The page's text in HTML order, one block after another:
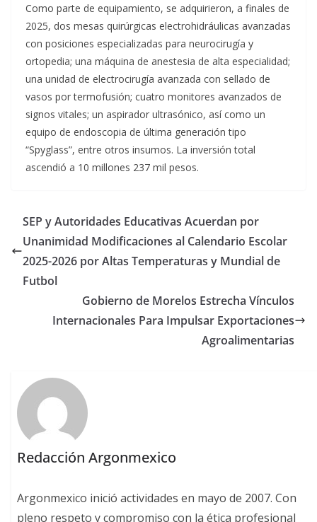
Como parte de equipamiento, se adquirieron, a finales de
2025, dos mesas quirúrgicas electrohidráulicas avanzadas
con posiciones especializadas para neurocirugía y
ortopedia; una máquina de anestesia de alta especialidad;
una unidad de electrocirugía avanzada con sellado de
vasos por termofusión; cuatro monitores avanzados de
signos vitales; un aspirador ultrasónico, así como un
equipo de endoscopia de última generación tipo
“Spyglass”, entre otros insumos. La inversión total
ascendió a 10 millones 237 mil pesos.
SEP y Autoridades Educativas Acuerdan por
Unanimidad Modificaciones al Calendario Escolar
2025-2026 por Altas Temperaturas y Mundial de
Futbol
Gobierno de Morelos Estrecha Vínculos
Internacionales Para Impulsar Exportaciones
Agroalimentarias
Redacción Argonmexico
Argonmexico inició actividades en mayo de 2007. Con
pleno respeto y compromiso con la ética profesional